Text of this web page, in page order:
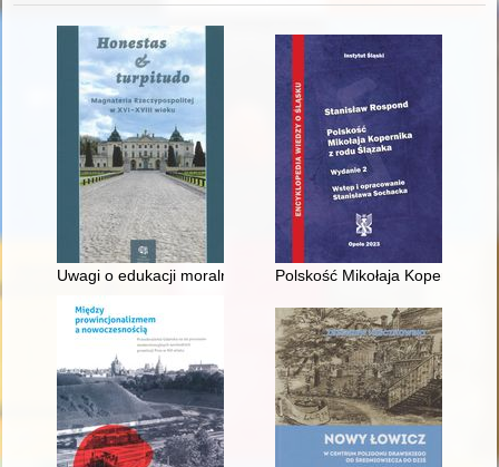
Uwagi o edukacji moralnej synów szlacheckich w XVI-
Polskość Mikołaja Kopernika z